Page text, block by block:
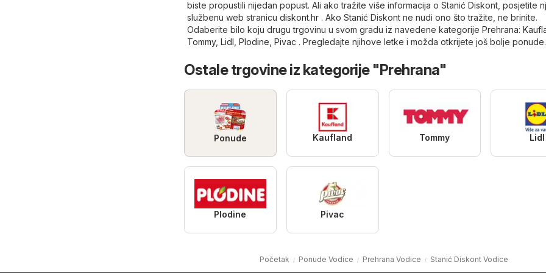
biste propustili nijedan popust. Ali ako tražite više informacija o Stanić Diskont, posjetite
službenu web stranicu diskont.hr . Ako Stanić Diskont ne nudi ono što tražite, ne brinite.
Odaberite bilo koju drugu trgovinu u svom gradu iz navedene kategorije Prehrana:
Tommy, Lidl Plodine Pivac . Pregledajte njihove letke i možda otkrijete još bolje ponude.
Ostale trgovine iz kategorije "Prehrana"
Ponude Kaufland Tommy Lidl
Plodine Pivac
Početak Ponude Vodice Prehrana Vodice Stanić Diskont Vodice